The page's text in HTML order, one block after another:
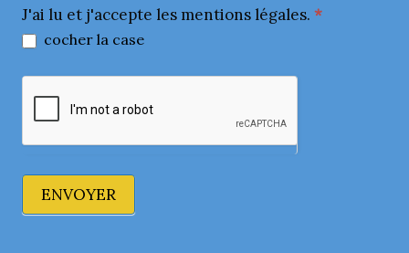
J'ai lu et j'accepte les mentions légales. *
cocher la case
ENVOYER